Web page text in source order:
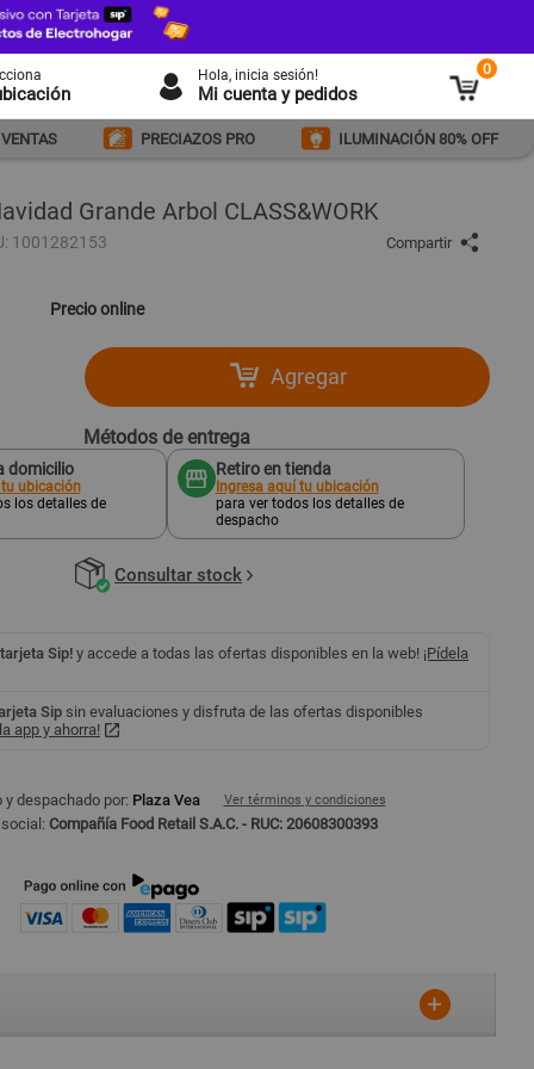
Hola, inicia sesión!
Mi cuenta y pedidos
0
PRECIAZOS PRO ILUMINACIÓN 80% OFF
Grande Arbol CLASS&WORK
1001282153 Compartir
Precio online
Agregar
Métodos de entrega
domicilio
ubicación
los detalles de
Retiro en tienda
Ingresa aquí tu ubicación
para ver todos los detalles de
despacho
Consultar stock
Sip! y accede a todas las ofertas disponibles en la web! ¡Pídela
Sip sin evaluaciones y disfruta de las ofertas disponibles
app y ahorra!
y despachado por: Plaza Vea Ver términos y condiciones
Compañía Food Retail S.A.C. - RUC: 20608300393